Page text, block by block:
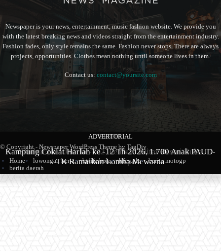
BERITA
Produk Kopi Premium Asal Wonodadi Ramaikan Blitarian
Expo 2026
BERITA
Sambut Hari Jadi ke-702, Pemkab Blitar Resmi Buka
Blitarian Expo
ADVERTORIAL
Kampung Coklat Harlah ke -12 Th 2026, 1.700 Anak PAUD-
TK Ramaikan Lomba Mewarna
Newspaper is your news, entertainment, music fashion website. We provide you
with the latest breaking news and videos straight from the entertainment industry.
Fashion fades, only style remains the same. Fashion never stops. There are always
projects, opportunities. Clothes mean nothing until someone lives in them.
Contact us: contact@yoursite.com
© Copyright - Newspaper WordPress Theme by TagDiv
Home
lowongan kerja berita bola lifestyle
berita motogp
berita daerah